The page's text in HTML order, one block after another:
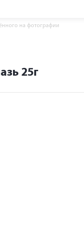
на фотографии
25г